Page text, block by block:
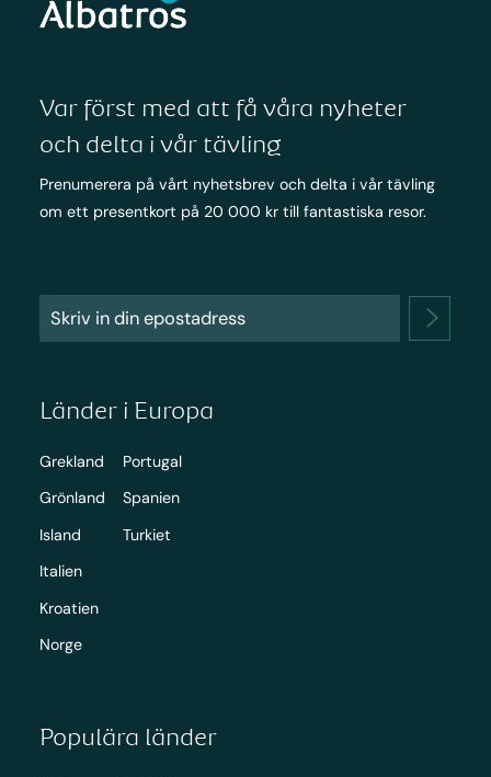
Var först med att få våra nyheter
och delta i vår tävling
Prenumerera på vårt nyhetsbrev och delta i vår tävling
om ett presentkort på 20 000 kr till fantastiska resor.
Länder i Europa
Grekland
Grönland
Island
Italien
Kroatien
Norge
Portugal
Spanien
Turkiet
Populära länder